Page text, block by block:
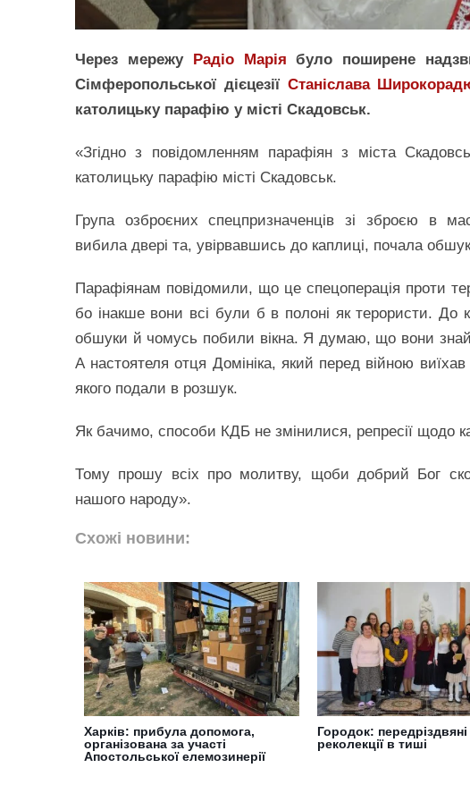
Через мережу Радіо Марія було поширене
Сімферопольської дієцезії Станіслава
католицьку парафію у місті Скадовськ.
«Згідно з повідомленням парафіян з міста
католицьку парафію місті Скадовськ.
Група озброєних спецпризначенців зі зброєю в
вибила двері та, увірвавшись до каплиці, почала
Парафіянам повідомили, що це спецоперація проти
бо інакше вони всі були б в полоні як терористи. До
обшуки й чомусь побили вікна. Я думаю, що вони
А настоятеля отця Домініка, який перед війною
якого подали в розшук.
Як бачимо, способи КДБ не змінилися, репресії щодо
Тому прошу всіх про молитву, щоби добрий Бог
нашого народу».
Схожі новини:
Харків: прибула допомога,
організована за участі
Апостольської елемозинерії
Городок: передріздвяні
реколекції в тиші